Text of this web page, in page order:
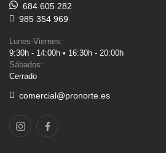
684 605 282
985 354 969
Lunes-Viernes:
9:30h - 14:00h • 16:30h - 20:00h
Sábados:
Cerrado
comercial@pronorte.es